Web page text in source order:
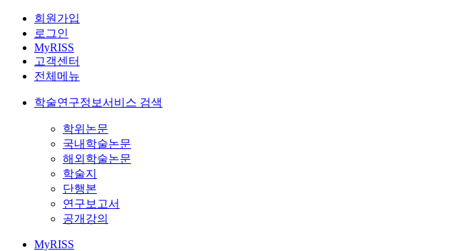
회원가입
로그인
MyRISS
고객센터
전체메뉴
학술연구정보서비스 검색
학위논문
국내학술논문
해외학술논문
학술지
단행본
연구보고서
공개강의
MyRISS